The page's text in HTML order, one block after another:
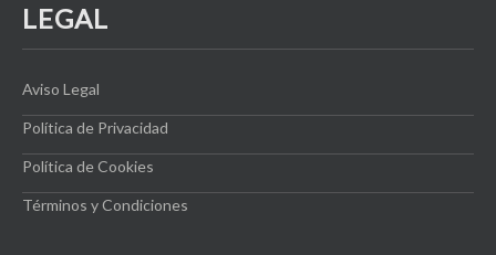
LEGAL
Aviso Legal
Política de Privacidad
Política de Cookies
Términos y Condiciones